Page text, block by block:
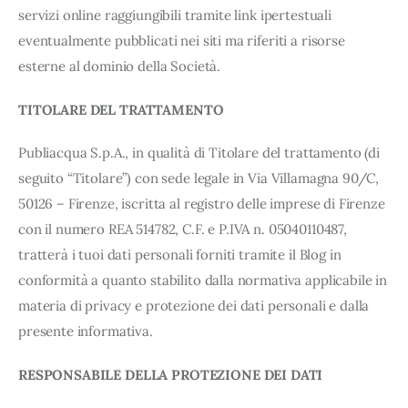
servizi online raggiungibili tramite link ipertestuali
eventualmente pubblicati nei siti ma riferiti a risorse
esterne al dominio della Società.
TITOLARE DEL TRATTAMENTO
Publiacqua S.p.A., in qualità di Titolare del trattamento (di
seguito “Titolare”) con sede legale in Via Villamagna 90/C,
50126 – Firenze, iscritta al registro delle imprese di Firenze
con il numero REA 514782, C.F. e P.IVA n. 05040110487,
tratterà i tuoi dati personali forniti tramite il Blog in
conformità a quanto stabilito dalla normativa applicabile in
materia di privacy e protezione dei dati personali e dalla
presente informativa.
RESPONSABILE DELLA PROTEZIONE DEI DATI